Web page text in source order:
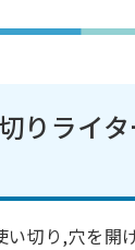
りライ
切り,穴を開